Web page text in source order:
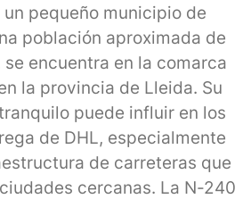
un pequeño municipio de
población aproximada de
encuentra en la comarca
la provincia de Lleida. Su
puede influir en los
de DHL, especialmente
de carreteras que
cercanas. La N-240